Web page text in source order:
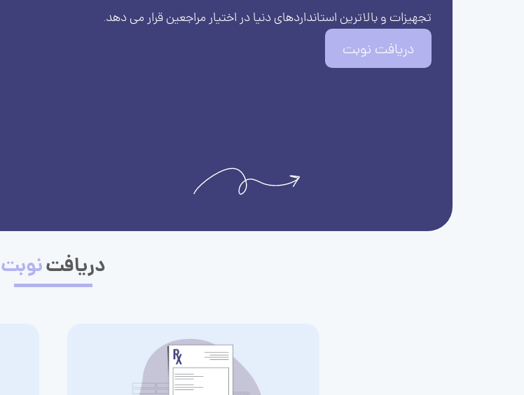
تجهیزات و بالاترین استانداردهای دنیا در اختیار مراجعین قرار می دهد.
دریافت نوبت
دریافتنوبت